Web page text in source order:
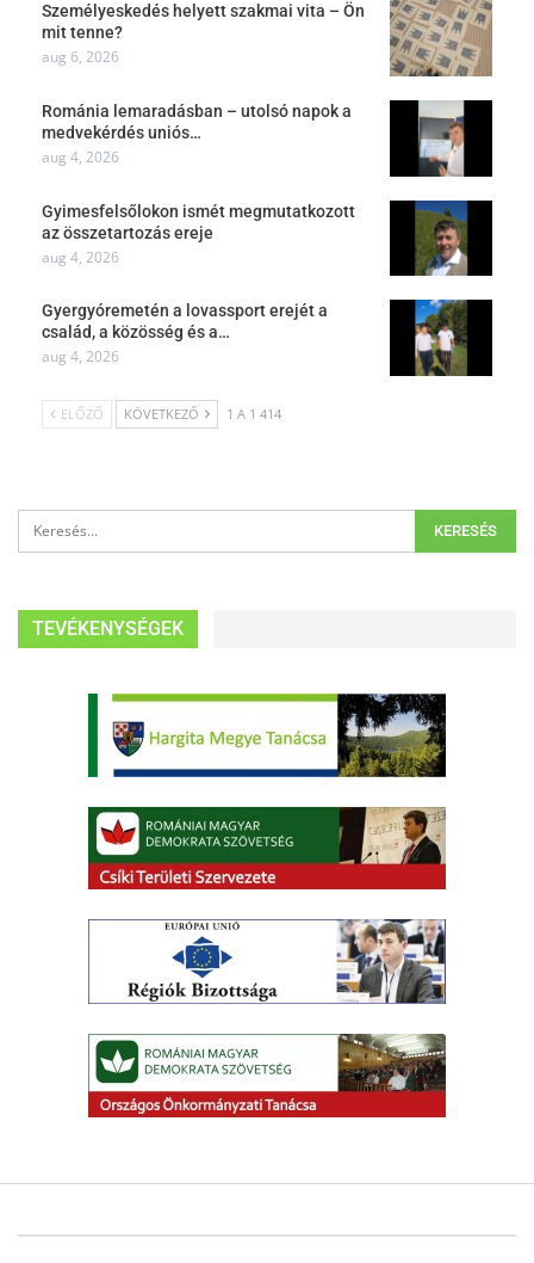
Személyeskedés helyett szakmai vita – Ön
mit tenne?
aug 6, 2026
Románia lemaradásban – utolsó napok a
medvekérdés uniós…
aug 4, 2026
Gyimesfelsőlokon ismét megmutatkozott
az összetartozás ereje
aug 4, 2026
Gyergyóremetén a lovassport erejét a
család, a közösség és a…
aug 4, 2026
ELŐZŐ KÖVETKEZŐ 1 A 1 414
TEVÉKENYSÉGEK